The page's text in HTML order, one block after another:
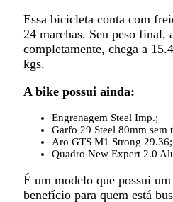
Essa bicicleta conta com
24 marchas. Seu peso final,
completamente, chega a
kgs.
A bike possui ainda:
Engrenagem Steel Imp.;
Garfo 29 Steel 80mm sem
Aro GTS M1 Strong 29.36;
Quadro New Expert 2.0
É um modelo que possui
benefício para quem está